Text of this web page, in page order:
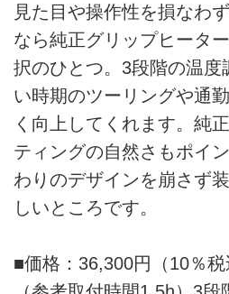
見た目や操作性を損なわ
なら純正グリップヒータ
択のひとつ。3段階の温度
い時期のツーリングや通
く向上してくれます。純
ティングの自然さもポイ
わりのデザインを崩さず
しいところです。
■価格：36,300円（10％